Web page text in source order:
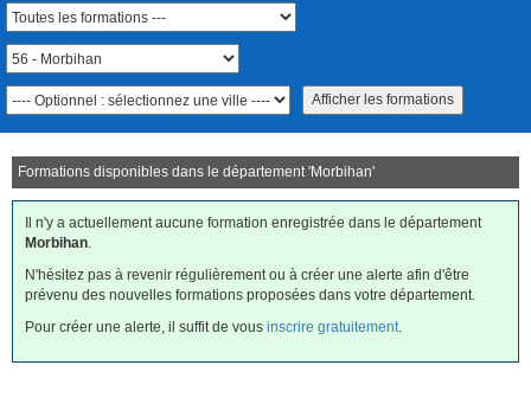
Formations disponibles dans le département 'Morbihan'
Il n'y a actuellement aucune formation enregistrée dans le département
Morbihan.
N'hésitez pas à revenir régulièrement ou à créer une alerte afin d'être
prévenu des nouvelles formations proposées dans votre département.
Pour créer une alerte, il suffit de vous inscrire gratuitement.